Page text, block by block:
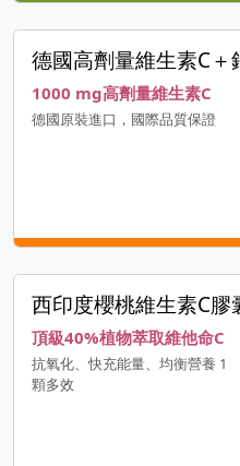
德國高劑量維生素C＋
1000 mg高劑量維生素C
德國原裝進口，國際品質保證
西印度櫻桃維生素C膠
頂級40%植物萃取維他命C
抗氧化、快充能量、均衡營養 1
顆多效